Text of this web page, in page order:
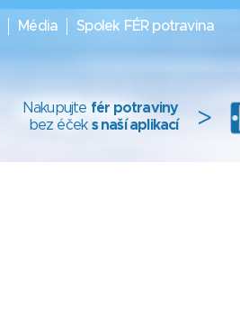
Média Spolek FÉR potravina
Nakupujte fér potraviny
bez éček s naší aplikací >